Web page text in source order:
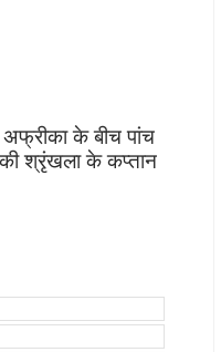
अफ्रीका के बीच पांच
की श्रृंखला के कप्तान